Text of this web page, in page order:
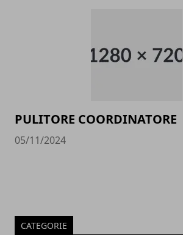
PULITORE COORDINATORE
05/11/2024
CATEGORIE